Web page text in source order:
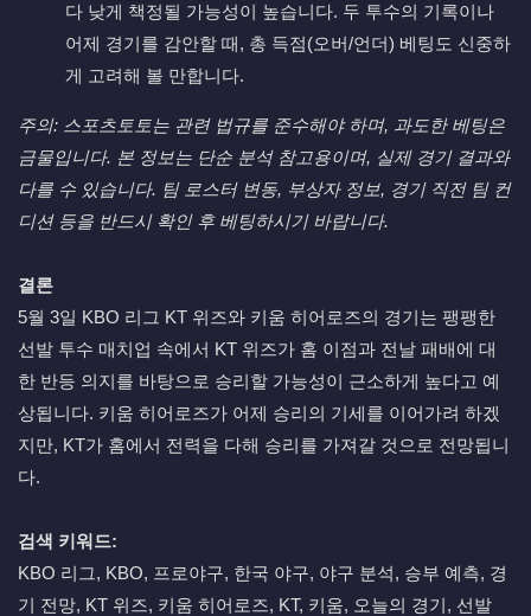
다 낮게 책정될 가능성이 높습니다. 두 투수의 기록이나
어제 경기를 감안할 때, 총 득점(오버/언더) 베팅도 신중하
게 고려해 볼 만합니다.
주의: 스포츠토토는 관련 법규를 준수해야 하며, 과도한 베팅은
금물입니다. 본 정보는 단순 분석 참고용이며, 실제 경기 결과와
다를 수 있습니다. 팀 로스터 변동, 부상자 정보, 경기 직전 팀 컨
디션 등을 반드시 확인 후 베팅하시기 바랍니다.
결론
5월 3일 KBO 리그 KT 위즈와 키움 히어로즈의 경기는 팽팽한
선발 투수 매치업 속에서 KT 위즈가 홈 이점과 전날 패배에 대
한 반등 의지를 바탕으로 승리할 가능성이 근소하게 높다고 예
상됩니다. 키움 히어로즈가 어제 승리의 기세를 이어가려 하겠
지만, KT가 홈에서 전력을 다해 승리를 가져갈 것으로 전망됩니
다.
검색 키워드:
KBO 리그, KBO, 프로야구, 한국 야구, 야구 분석, 승부 예측, 경
기 전망, KT 위즈, 키움 히어로즈, KT, 키움, 오늘의 경기, 선발